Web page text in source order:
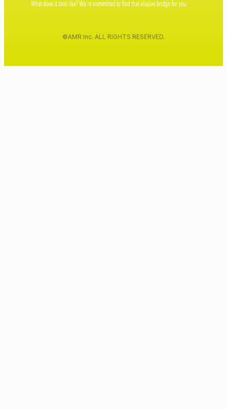
©AMR Inc. ALL RIGHTS RESERVED.